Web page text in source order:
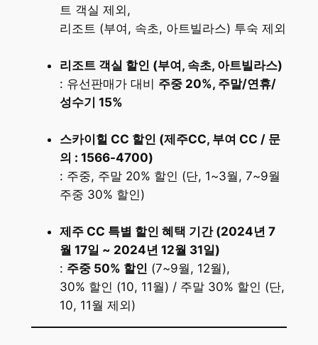
트 객실 제외,
리조트 (부여, 속초, 아트빌라스) 투숙 제외
리조트 객실 할인 (부여, 속초, 아트빌라스)
: 유선판매가 대비 주중 20%, 주말/연휴/
성수기 15%
스카이힐 CC 할인 (제주CC, 부여 CC / 문
의 : 1566-4700)
: 주중, 주말 20% 할인 (단, 1~3월, 7~9월
주중 30% 할인)
제주 CC 특별 할인 혜택 기간 (2024년 7
월 17일 ~ 2024년 12월 31일)
: 주중 50% 할인 (7~9월, 12월),
30% 할인 (10, 11월) / 주말 30% 할인 (단,
10, 11월 제외)